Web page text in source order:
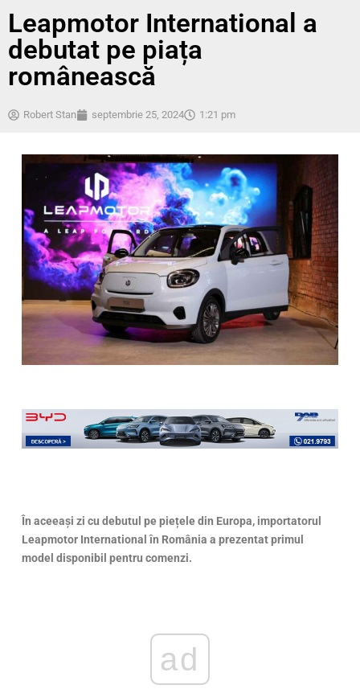
Leapmotor International a
debutat pe piața
românească
Robert Stan septembrie 25, 2024 1:21 pm
În aceeași zi cu debutul pe piețele din Europa, importatorul
Leapmotor International în România a prezentat primul
model disponibil pentru comenzi.
ad